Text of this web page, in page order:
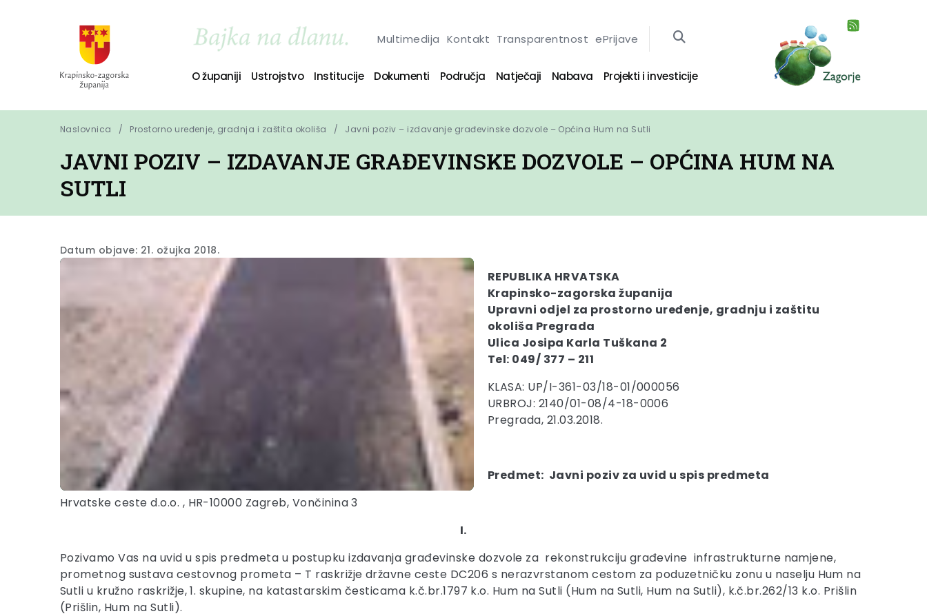
Multimedija Kontakt Transparentnost ePrijave
O županiji Ustrojstvo Institucije Dokumenti Područja Natječaji Nabava Projekti i investicije
Naslovnica Prostorno uređenje, gradnja i zaštita okoliša Javni poziv – izdavanje građevinske dozvole – Općina Hum na Sutli
JAVNI POZIV – IZDAVANJE GRAĐEVINSKE DOZVOLE – OPĆINA HUM NA
SUTLI
Datum objave: 21. ožujka 2018.
REPUBLIKA HRVATSKA
Krapinsko-zagorska županija
Upravni odjel za prostorno uređenje, gradnju i zaštitu
okoliša Pregrada
Ulica Josipa Karla Tuškana 2
Tel: 049/ 377 – 211
KLASA: UP/I-361-03/18-01/000056
URBROJ: 2140/01-08/4-18-0006
Pregrada, 21.03.2018.
Predmet: Javni poziv za uvid u spis predmeta
Hrvatske ceste d.o.o. , HR-10000 Zagreb, Vončinina 3
I.
Pozivamo Vas na uvid u spis predmeta u postupku izdavanja građevinske dozvole za rekonstrukciju građevine infrastrukturne namjene,
prometnog sustava cestovnog prometa – T raskrižje državne ceste DC206 s nerazvrstanom cestom za poduzetničku zonu u naselju Hum na
Sutli u kružno raskrižje, 1. skupine, na katastarskim česticama k.č.br.1797 k.o. Hum na Sutli (Hum na Sutli, Hum na Sutli), k.č.br.262/13 k.o. Prišlin
(Prišlin, Hum na Sutli).